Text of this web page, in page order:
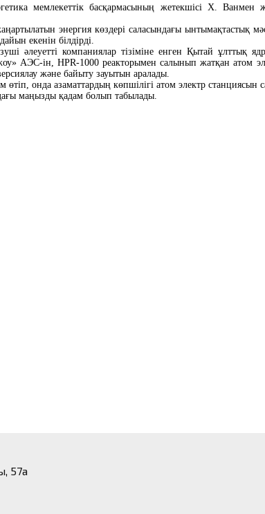
мемлекеттік басқармасының жетекшісі Х. Ванмен
энергия көздері саласындағы ынтымақтастық
екенін білдірді.
әлеуетті компаниялар тізіміне енген Қытай ұлттық
АЭС-ін, HPR-1000 реакторымен салынып жатқан атом
және байыту зауытын аралады.
онда азаматтардың көпшілігі атом электр станциясын
маңызды қадам болып табылады.
57а